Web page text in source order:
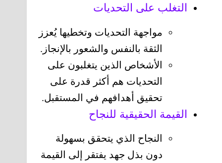
التغلب على التحديات
مواجهة التحديات وتخطيها يُعزز
الثقة بالنفس والشعور بالإنجاز.
الأشخاص الذين يتغلبون على
التحديات هم أكثر قدرة على
تحقيق أهدافهم في المستقبل.
القيمة الحقيقية للنجاح
النجاح الذي يتحقق بسهولة
دون بذل جهد يفتقر إلى القيمة